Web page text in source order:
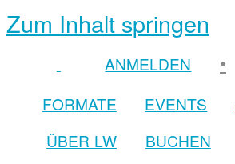
Zum Inhalt springen
ANMELDEN •
FORMATE
EVENTS
ÜBER LW BUCHEN